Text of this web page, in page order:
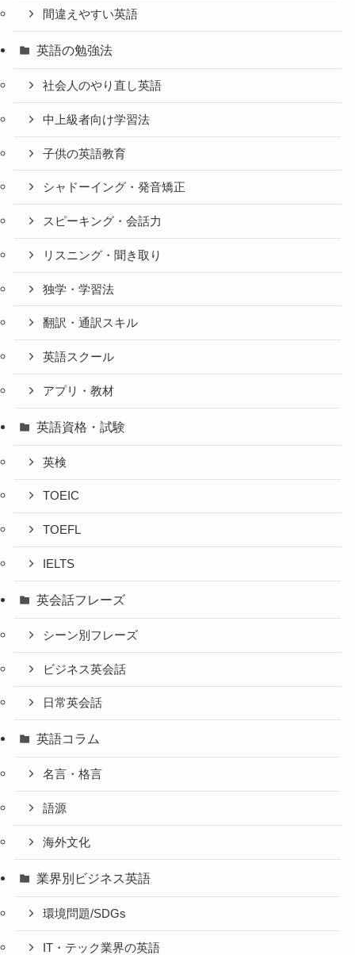
間違えやすい英語
英語の勉強法
社会人のやり直し英語
中上級者向け学習法
子供の英語教育
シャドーイング・発音矯正
スピーキング・会話力
リスニング・聞き取り
独学・学習法
翻訳・通訳スキル
英語スクール
アプリ・教材
英語資格・試験
英検
TOEIC
TOEFL
IELTS
英会話フレーズ
シーン別フレーズ
ビジネス英会話
日常英会話
英語コラム
名言・格言
語源
海外文化
業界別ビジネス英語
環境問題/SDGs
IT・テック業界の英語